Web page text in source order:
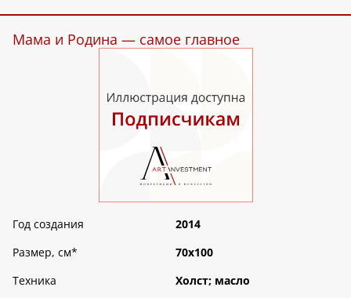
Мама и Родина — самое главное
Год создания
2014
Размер, см*
70х100
Техника
Холст; масло